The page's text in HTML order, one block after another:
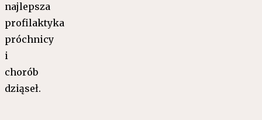
najlepsza
profilaktyka
próchnicy
i
chorób
dziąseł.